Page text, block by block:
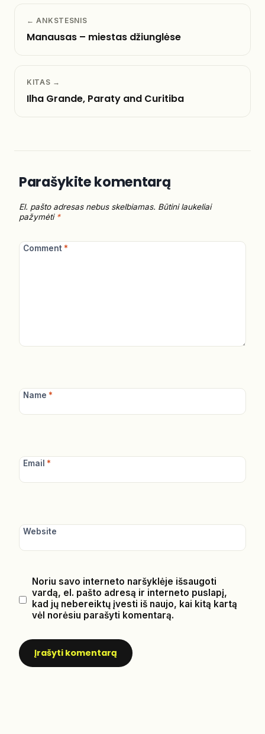
← ANKSTESNIS
Manausas – miestas džiunglėse
KITAS →
Ilha Grande, Paraty and Curitiba
Parašykite komentarą
El. pašto adresas nebus skelbiamas. Būtini laukeliai
pažymėti *
Comment *
Name *
Email *
Website
Noriu savo interneto naršyklėje išsaugoti
vardą, el. pašto adresą ir interneto puslapį,
kad jų nebereiktų įvesti iš naujo, kai kitą kartą
vėl norėsiu parašyti komentarą.